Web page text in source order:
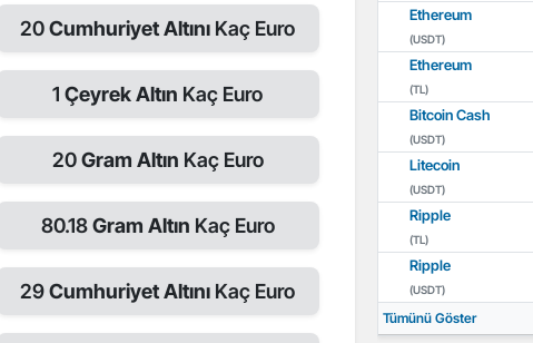
20Cumhuriyet Altını Kaç Euro
1Çeyrek Altın Kaç Euro
20Gram Altın Kaç Euro
80.18Gram Altın Kaç Euro
29Cumhuriyet Altını Kaç Euro
Ethereum
(USDT)
Ethereum
(TL)
Bitcoin Cash
(USDT)
Litecoin
(USDT)
Ripple
(TL)
Ripple
(USDT)
Tümünü Göster